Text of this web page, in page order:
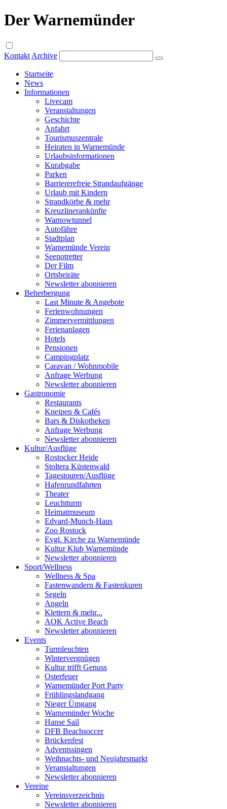
Der Warnemünder
Kontakt Archive
Startseite
News
Informationen
Livecam
Veranstaltungen
Geschichte
Anfahrt
Tourismuszentrale
Heiraten in Warnemünde
Urlaubsinformationen
Kurabgabe
Parken
Barriererefreie Strandaufgänge
Urlaub mit Kindern
Strandkörbe & mehr
Kreuzlinerankünfte
Warnowtunnel
Autofähre
Stadtplan
Warnemünde Verein
Seenotretter
Der Film
Ortsbeiräte
Newsletter abonnieren
Beherbergung
Last Minute & Angebote
Ferienwohnungen
Zimmervermittlungen
Ferienanlagen
Hotels
Pensionen
Campingplatz
Caravan / Wohnmobile
Anfrage Werbung
Newsletter abonnieren
Gastronomie
Restaurants
Kneipen & Cafés
Bars & Diskotheken
Anfrage Werbung
Newsletter abonnieren
Kultur/Ausflüge
Rostocker Heide
Stoltera Küstenwald
Tagestouren/Ausflüge
Hafenrundfahrten
Theater
Leuchtturm
Heimatmuseum
Edvard-Munch-Haus
Zoo Rostock
Evgl. Kirche zu Warnemünde
Kultur Klub Warnemünde
Newsletter abonnieren
Sport/Wellness
Wellness & Spa
Fastenwandern & Fastenkuren
Segeln
Angeln
Klettern & mehr...
AOK Active Beach
Newsletter abonnieren
Events
Turmleuchten
Wintervergnügen
Kultur trifft Genuss
Osterfeuer
Warnemünder Port Party
Frühlingslandgang
Nieger Ümgang
Warnemünder Woche
Hanse Sail
DFB Beachsoccer
Brückenfest
Adventssingen
Weihnachts- und Neujahrsmarkt
Veranstaltungen
Newsletter abonnieren
Vereine
Vereinsverzeichnis
Newsletter abonnieren